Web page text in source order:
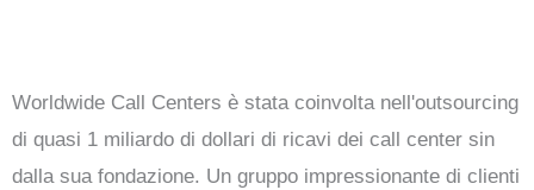
Worldwide Call Centers è stata coinvolta nell'outsourcing
di quasi 1 miliardo di dollari di ricavi dei call center sin
dalla sua fondazione. Un gruppo impressionante di clienti